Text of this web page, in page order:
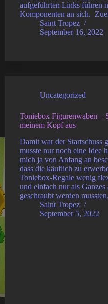
aufgeführten Links führen
Komponenten an sich.
Saint Tropez
September 16, 2022
Uncategorized
Toniebox Figurenwaben –
meinem Kopf aus
Damit war der Startschuss
musste nur noch eine Idee
mich ja von Anfang an
dass die käuflich zu
Toniebox-Regale wenig
und einfach nur als Ganzes
geschraubt werden
Saint Tropez
September 5, 2022